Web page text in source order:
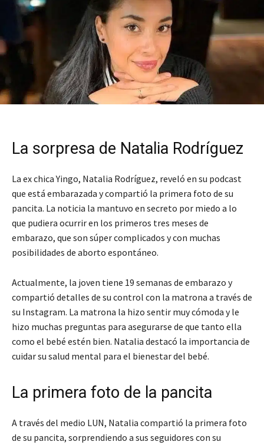
La sorpresa de Natalia Rodríguez
La ex chica Yingo, Natalia Rodríguez, reveló en su podcast
que está embarazada y compartió la primera foto de su
pancita. La noticia la mantuvo en secreto por miedo a lo
que pudiera ocurrir en los primeros tres meses de
embarazo, que son súper complicados y con muchas
posibilidades de aborto espontáneo.
Actualmente, la joven tiene 19 semanas de embarazo y
compartió detalles de su control con la matrona a través de
su Instagram. La matrona la hizo sentir muy cómoda y le
hizo muchas preguntas para asegurarse de que tanto ella
como el bebé estén bien. Natalia destacó la importancia de
cuidar su salud mental para el bienestar del bebé.
La primera foto de la pancita
A través del medio LUN, Natalia compartió la primera foto
de su pancita, sorprendiendo a sus seguidores con su